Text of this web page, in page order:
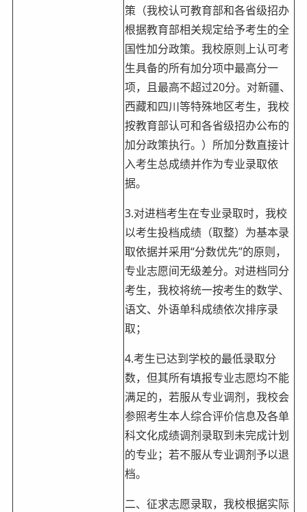
策（我校认可教育部和各省级招办
根据教育部相关规定给予考生的全
国性加分政策。我校原则上认可考
生具备的所有加分项中最高分一
项，且最高不超过20分。对新疆、
西藏和四川等特殊地区考生，我校
按教育部认可和各省级招办公布的
加分政策执行。）所加分数直接计
入考生总成绩并作为专业录取依
据。
3.对进档考生在专业录取时，我校
以考生投档成绩（取整）为基本录
取依据并采用“分数优先”的原则，
专业志愿间无级差分。对进档同分
考生，我校将统一按考生的数学、
语文、外语单科成绩依次排序录
取；
4.考生已达到学校的最低录取分
数，但其所有填报专业志愿均不能
满足的，若服从专业调剂，我校会
参照考生本人综合评价信息及各单
科文化成绩调剂录取到未完成计划
的专业；若不服从专业调剂予以退
档。
二、征求志愿录取，我校根据实际